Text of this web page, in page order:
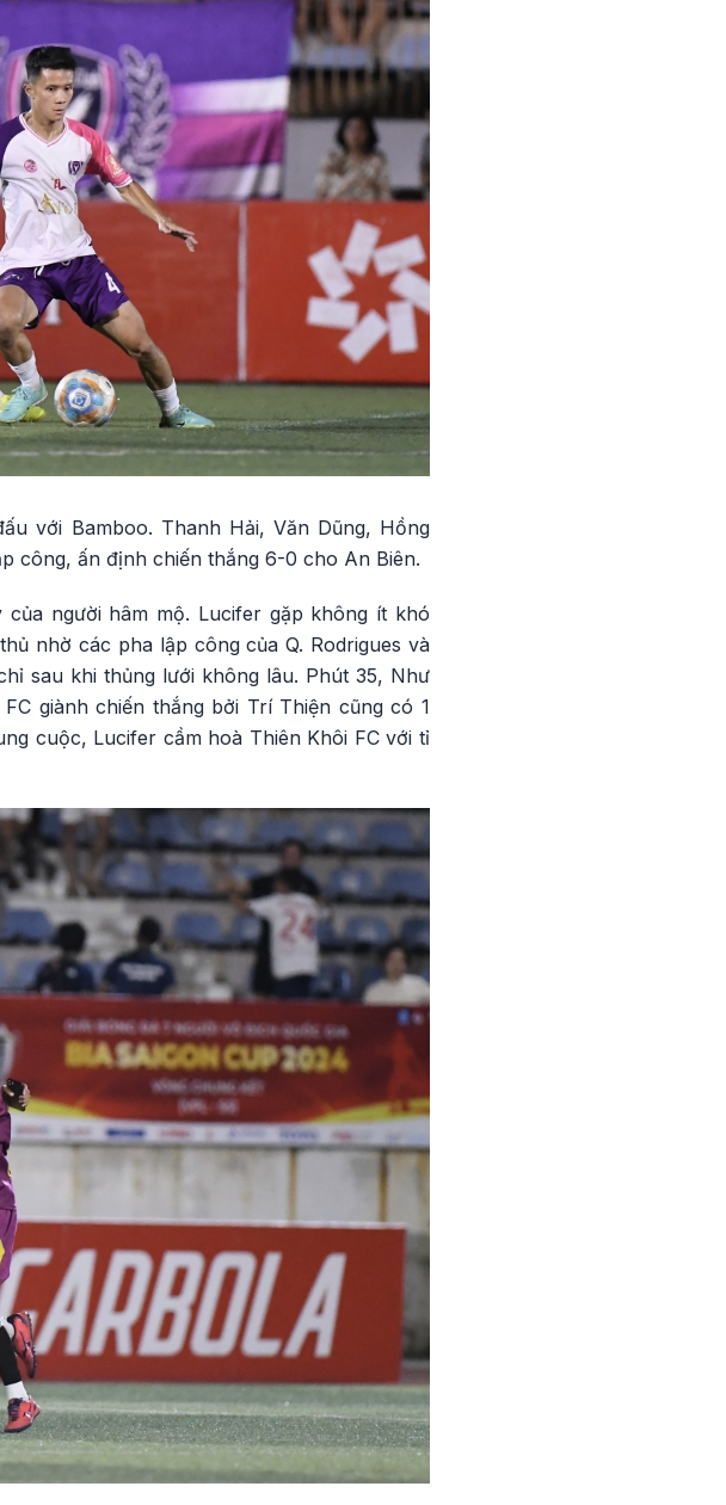
với Bamboo. Thanh Hải, Văn Dũng, Hồng
công, ấn định chiến thắng 6-0 cho An Biên.
người hâm mộ. Lucifer gặp không ít khó
nhờ các pha lập công của Q. Rodrigues và
sau khi thủng lưới không lâu. Phút 35, Như
giành chiến thắng bởi Trí Thiện cũng có 1
cuộc, Lucifer cầm hoà Thiên Khôi FC với tỉ